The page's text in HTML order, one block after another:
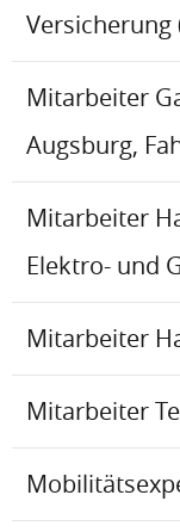
Mitarbeiter
Augsburg,
Mitarbeiter
Elektro- und
Mitarbeiter
Mitarbeiter